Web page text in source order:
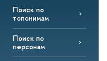
Поиск по
топонимам
Поиск по
персонам